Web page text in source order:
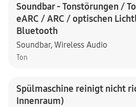
Soundbar - Tonstörungen /
eARC / ARC / optischen
Bluetooth
Soundbar, Wireless Audio
Ton
Spülmaschine reinigt nicht
Innenraum)